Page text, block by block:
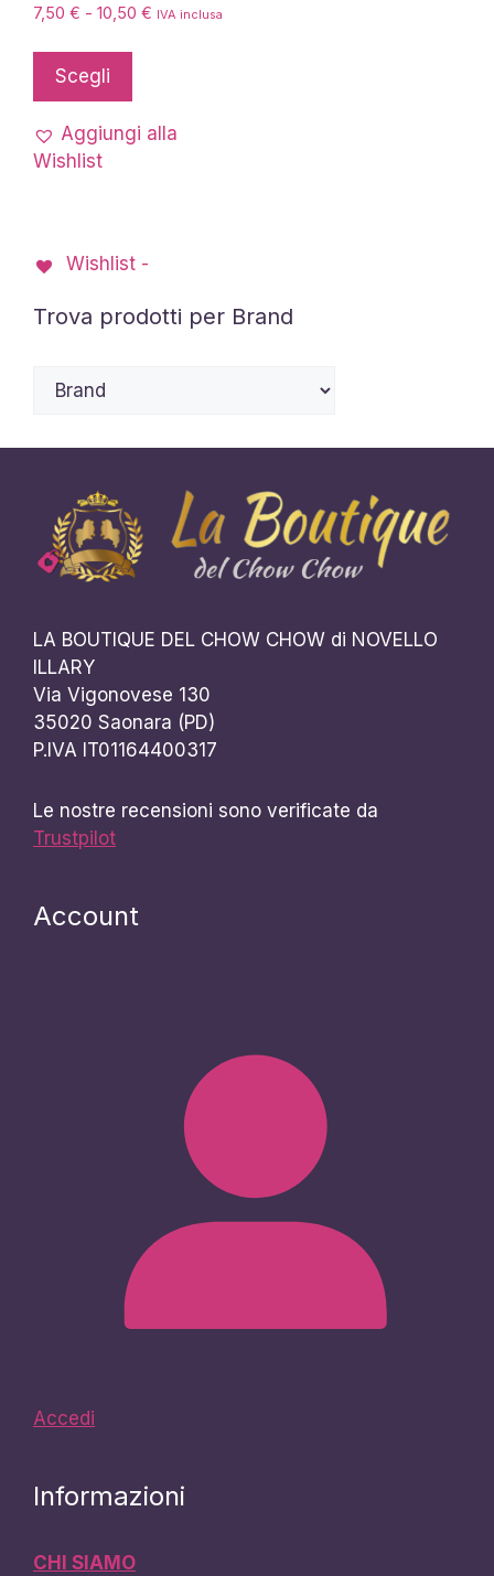
7,50 € - 10,50 € Fascia
a
IVA inclusa
Scegli
ha
più
essere
nella
Aggiungi alla
Wishlist
Wishlist -
Trova prodotti per Brand
LA BOUTIQUE DEL CHOW CHOW di NOVELLO
ILLARY
Via Vigonovese 130
35020 Saonara (PD)
P.IVA IT01164400317
Le nostre recensioni sono verificate da
Trustpilot
Account
Accedi
Informazioni
CHI SIAMO